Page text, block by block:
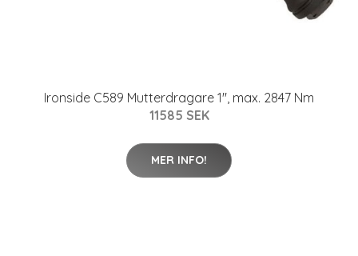
Ironside C589 Mutterdragare 1", max. 2847 Nm
11585 SEK
MER INFO!